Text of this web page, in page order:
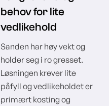
behov for lite
vedlikehold
Sanden har høy vekt og
holder seg i ro gresset.
Løsningen krever lite
påfyll og vedlikeholdet er
primært kosting og